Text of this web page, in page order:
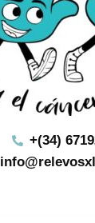
+(34)